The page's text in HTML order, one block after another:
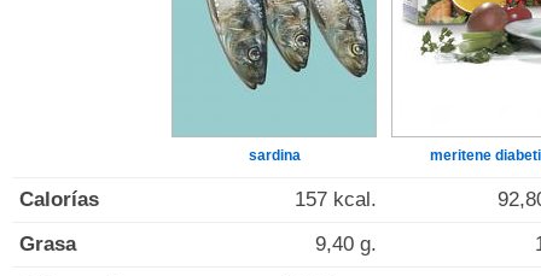
sardina meritene
Calorías 157 kcal.
Grasa
9,40 g.